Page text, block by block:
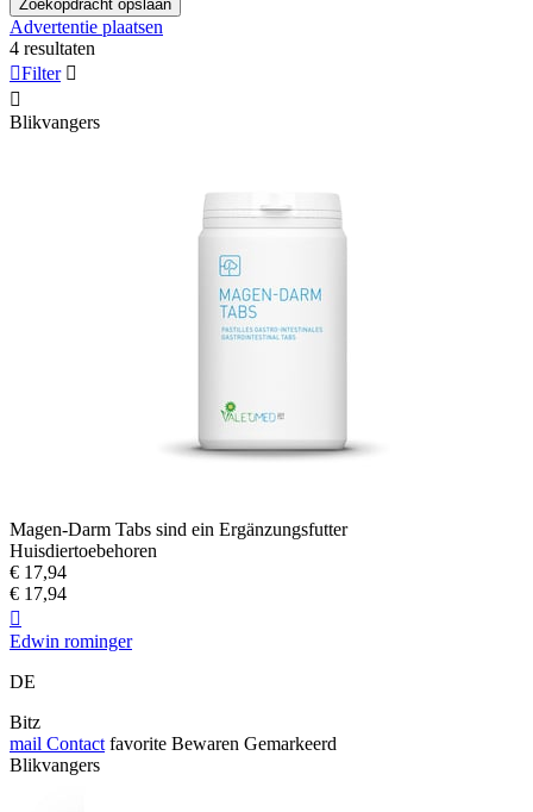
Zoekopdracht opslaan
Advertentie plaatsen
4 resultaten
Filter 

Blikvangers
Magen-Darm Tabs sind ein Ergänzungsfutter
Huisdiertoebehoren
€ 17,94
€ 17,94

Edwin rominger
DE
Bitz
mail Contact favorite Bewaren Gemarkeerd
Blikvangers